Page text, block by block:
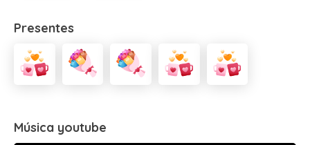
Presentes
Música youtube